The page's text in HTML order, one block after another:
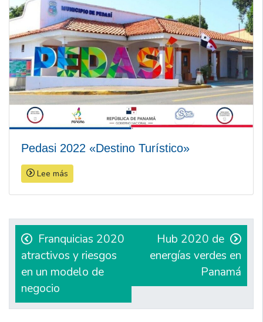
Pedasi 2022 «Destino Turístico»
Lee más
Navegación
de
entradas
Franquicias 2020
atractivos y riesgos
en un modelo de
negocio
Hub 2020 de
energías verdes en
Panamá